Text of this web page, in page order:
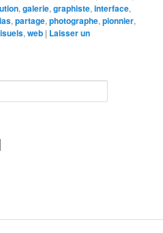
,galerie,graphiste,interface,
,partage,photographe,pionnier,
,web | Laisser un